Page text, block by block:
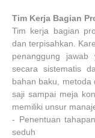
Tim Kerja Bagian
Tim kerja bagian
dan terpisahkan.
penanggung jawab
secara sistematis
bahan baku, metoda
saji sampai meja
memiliki unsur
- Penentuan
seduh